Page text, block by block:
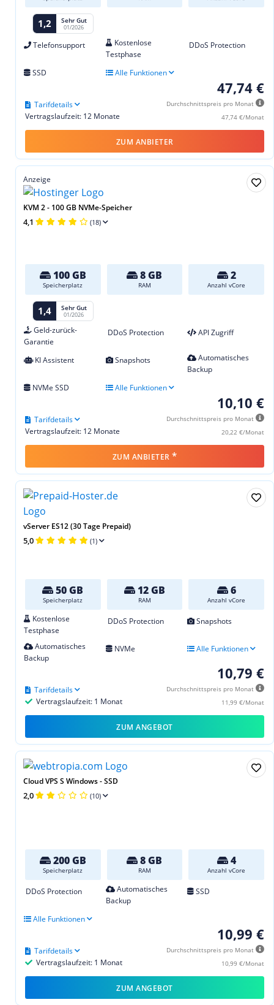
1,2 Sehr Gut
01/2026
Telefonsupport
Kostenlose
Testphase
DDoS Protection
SSD Alle Funktionen
47,74 €
Durchschnittspreis pro Monat
47,74 €/Monat
Vertragslaufzeit: 12 Monate
Tarifdetails
ZUM ANBIETER
Anzeige
KVM 2 - 100 GB NVMe-Speicher
4,1 (18)
100 GB
Speicherplatz
8 GB
RAM
2
Anzahl vCore
1,4 Sehr Gut
01/2026
Geld-zurück-
Garantie
DDoS Protection API Zugriff
KI Assistent Snapshots
Automatisches
Backup
NVMe SSD
Alle Funktionen
10,10 €
Durchschnittspreis pro Monat
20,22 €/Monat
Vertragslaufzeit: 12 Monate
Tarifdetails
ZUM ANBIETER *
vServer ES12 (30 Tage Prepaid)
5,0 (1)
50 GB
Speicherplatz
12 GB
RAM
6
Anzahl vCore
Kostenlose
Testphase
DDoS Protection Snapshots
Automatisches
Backup
NVMe Alle Funktionen
10,79 €
Durchschnittspreis pro Monat
11,99 €/Monat
Vertragslaufzeit: 1 Monat
Tarifdetails
ZUM ANGEBOT
Cloud VPS S Windows - SSD
2,0 (10)
200 GB
Speicherplatz
8 GB
RAM
4
Anzahl vCore
DDoS Protection
Automatisches
Backup
SSD
Alle Funktionen
10,99 €
Durchschnittspreis pro Monat
10,99 €/Monat
Vertragslaufzeit: 1 Monat
Tarifdetails
ZUM ANGEBOT